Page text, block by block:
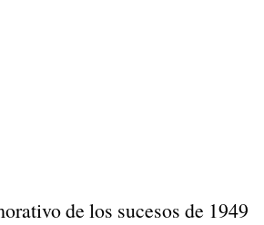
de los sucesos de 1949